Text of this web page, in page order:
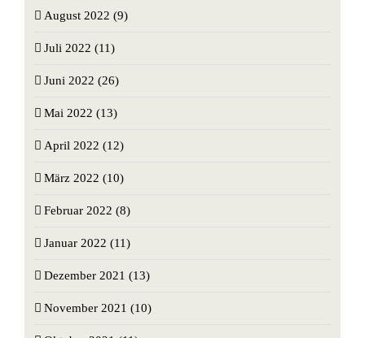
August 2022 (9)
Juli 2022 (11)
Juni 2022 (26)
Mai 2022 (13)
April 2022 (12)
März 2022 (10)
Februar 2022 (8)
Januar 2022 (11)
Dezember 2021 (13)
November 2021 (10)